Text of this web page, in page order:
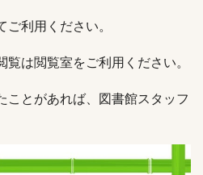
利用ください。
覧は閲覧室をご利用ください。
ことがあれば、図書館スタッフ